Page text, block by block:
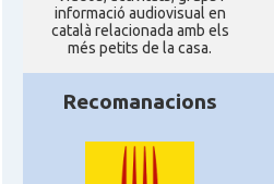
informació audiovisual en
català relacionada amb els
més petits de la casa.
Recomanacions